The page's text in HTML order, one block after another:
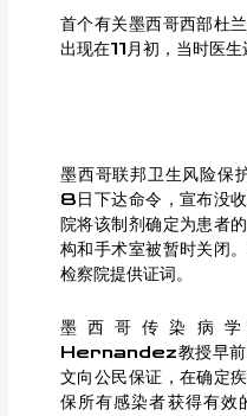
首个有关墨西哥西部杜
出现在11月初，当时医生
墨西哥联邦卫生风险
8日下达命令，宣布没
院将该制剂确定为患者
构和手术室被暂时关闭
检察院提供证词。
墨西哥传染病
Hernandez教授早前
文向公民保证，在确定
保所有感染者获得有效